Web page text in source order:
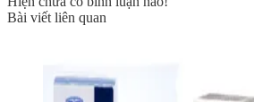
Bài viết liên quan